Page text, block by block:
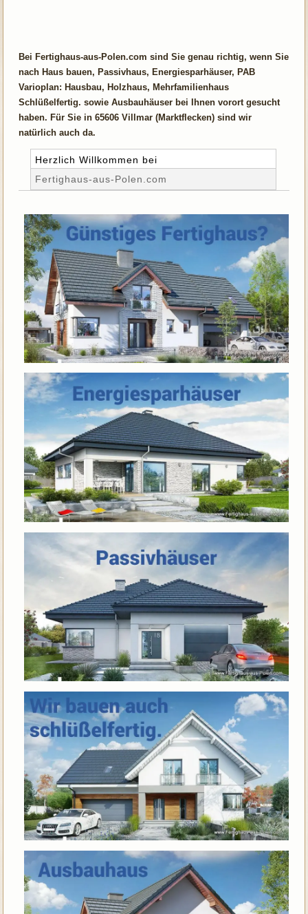
Bei Fertighaus-aus-Polen.com sind Sie genau richtig, wenn Sie
nach Haus bauen, Passivhaus, Energiesparhäuser, PAB
Varioplan: Hausbau, Holzhaus, Mehrfamilienhaus
Schlüßelfertig. sowie Ausbauhäuser bei Ihnen vorort gesucht
haben. Für Sie in 65606 Villmar (Marktflecken) sind wir
natürlich auch da.
Herzlich Willkommen bei
Fertighaus-aus-Polen.com